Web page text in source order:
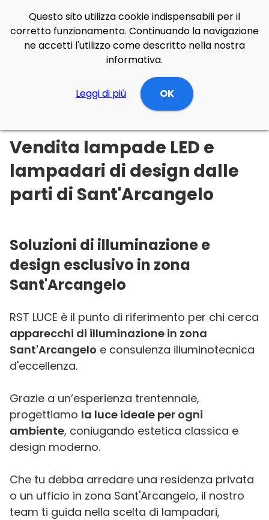
Illuminazione Online Basilicata
Potenza
Vendita lampade LED e
lampadari di design dalle
parti di Sant'Arcangelo
Soluzioni di illuminazione e
design esclusivo in zona
Sant'Arcangelo
RST LUCE è il punto di riferimento per chi cerca
apparecchi di illuminazione in zona
Sant'Arcangelo e consulenza illuminotecnica
d'eccellenza.
Grazie a un’esperienza trentennale,
progettiamo la luce ideale per ogni
ambiente, coniugando estetica classica e
design moderno.
Che tu debba arredare una residenza privata
o un ufficio in zona Sant'Arcangelo, il nostro
team ti guida nella scelta di lampadari,
Questo sito utilizza cookie indispensabili per il
corretto funzionamento. Continuando la navigazione
ne accetti l'utilizzo come descritto nella nostra
informativa.
Leggi di più OK